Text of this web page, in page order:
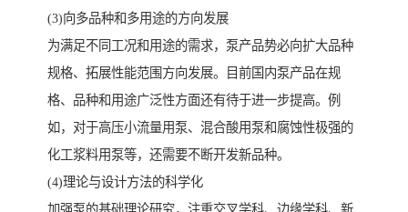
(3)向多品种和多用途的方向发展
为满足不同工况和用途的需求，泵产品势必向扩大品种
规格、拓展性能范围方向发展。目前国内泵产品在规
格、品种和用途广泛性方面还有待于进一步提高。例
如，对于高压小流量用泵、混合酸用泵和腐蚀性极强的
化工浆料用泵等，还需要不断开发新品种。
(4)理论与设计方法的科学化